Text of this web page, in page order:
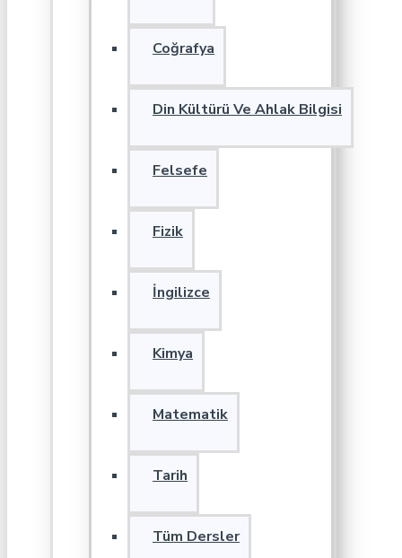
Coğrafya
Din Kültürü Ve Ahlak Bilgisi
Felsefe
Fizik
İngilizce
Kimya
Matematik
Tarih
Tüm Dersler